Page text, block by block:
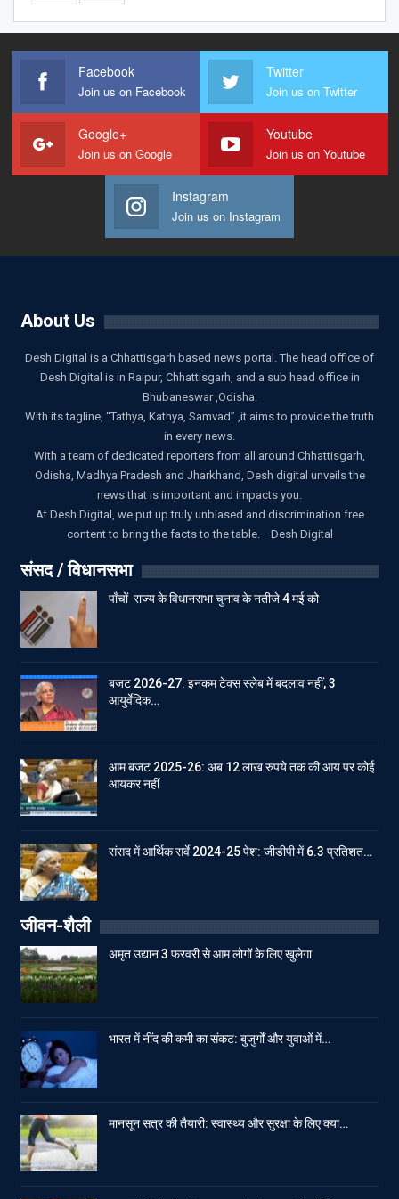
Facebook
Join us on Facebook
Twitter
Join us on Twitter
Google+
Join us on Google
Youtube
Join us on Youtube
Instagram
Join us on Instagram
About Us
Desh Digital is a Chhattisgarh based news portal. The head office of
Desh Digital is in Raipur, Chhattisgarh, and a sub head office in
Bhubaneswar ,Odisha.
With its tagline, “Tathya, Kathya, Samvad” ,it aims to provide the truth
in every news.
With a team of dedicated reporters from all around Chhattisgarh,
Odisha, Madhya Pradesh and Jharkhand, Desh digital unveils the
news that is important and impacts you.
At Desh Digital, we put up truly unbiased and discrimination free
content to bring the facts to the table. –Desh Digital
संसद / विधानसभा
पाँचों राज्य के विधानसभा चुनाव के नतीजे 4 मई को
बजट 2026-27: इनकम टेक्स स्लेब में बदलाव नहीं, 3
आयुर्वेदिक…
आम बजट 2025-26: अब 12 लाख रुपये तक की आय पर कोई
आयकर नहीं
संसद में आर्थिक सर्वे 2024-25 पेश: जीडीपी में 6.3 प्रतिशत…
जीवन-शैली
अमृत उद्यान 3 फरवरी से आम लोगों के लिए खुलेगा
भारत में नींद की कमी का संकट: बुजुर्गों और युवाओं में…
मानसून सत्र की तैयारी: स्वास्थ्य और सुरक्षा के लिए क्या…